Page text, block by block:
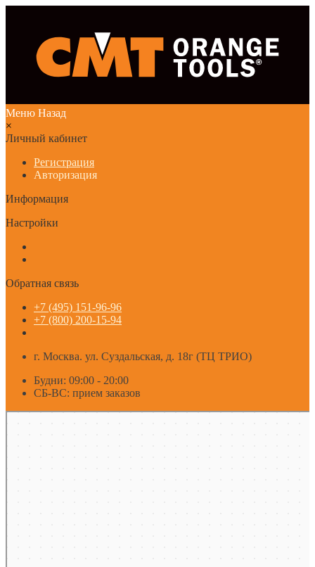
Меню Назад
×
Личный кабинет
Регистрация
Авторизация
Информация
Настройки
Обратная связь
+7 (495) 151-96-96
+7 (800) 200-15-94
г. Москва. ул. Суздальская, д. 18г (ТЦ ТРИО)
Будни: 09:00 - 20:00
СБ-ВС: прием заказов